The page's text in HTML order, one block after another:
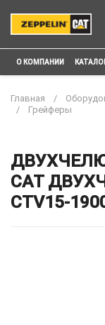
О КОМПАНИИ
Главная
Грейферы
CAT
CTV15-